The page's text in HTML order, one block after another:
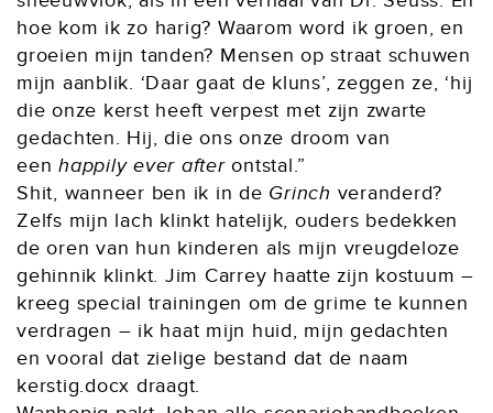
hoe kom ik zo harig? Waarom word ik groen, en
groeien mijn tanden? Mensen op straat schuwen
mijn aanblik. ‘Daar gaat de kluns’, zeggen ze, ‘hij
die onze kerst heeft verpest met zijn zwarte
gedachten. Hij, die ons onze droom van
eenhappily ever afterontstal.”
Shit, wanneer ben ik in de Grinch veranderd?
Zelfs mijn lach klinkt hatelijk, ouders bedekken
de oren van hun kinderen als mijn vreugdeloze
gehinnik klinkt. Jim Carrey haatte zijn kostuum –
kreeg special trainingen om de grime te kunnen
verdragen – ik haat mijn huid, mijn gedachten
en vooral dat zielige bestand dat de naam
kerstig.docx draagt.